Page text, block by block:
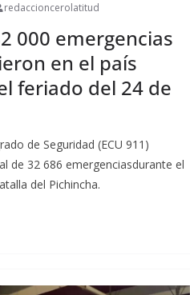
redaccioncerolatitud
000 emergencias
en el país
feriado del 24 de
de Seguridad (ECU 911)
de 32 686 emergenciasdurante el
del Pichincha.